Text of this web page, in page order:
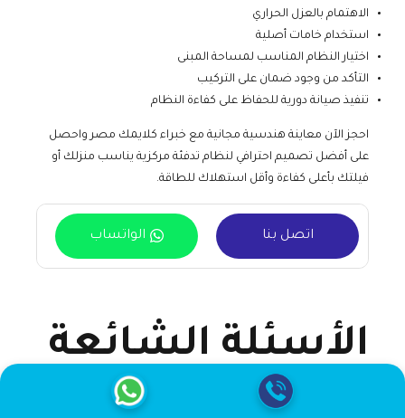
الاهتمام بالعزل الحراري
استخدام خامات أصلية
اختيار النظام المناسب لمساحة المبنى
التأكد من وجود ضمان على التركيب
تنفيذ صيانة دورية للحفاظ على كفاءة النظام
احجز الآن معاينة هندسية مجانية مع خبراء كلايمك مصر واحصل
على أفضل تصميم احترافي لنظام تدفئة مركزية يناسب منزلك أو
فيلتك بأعلى كفاءة وأقل استهلاك للطاقة.
اتصل بنا الواتساب
الأسئلة الشائعة
حول تركيب تدفئة